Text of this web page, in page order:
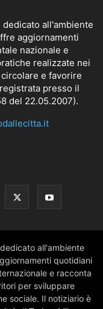
all'ambiente
aggiornamenti
nazionale e
realizzate nei
e favorire
presso il
del 22.05.2007).
all'ambiente
quotidiani
e racconta
per sviluppare
sociale. Il notiziario è